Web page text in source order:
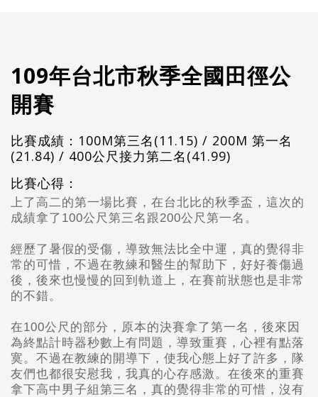
109年台北市秋季全國田徑公
開賽
比賽成績：100M第三名(11.15) / 200M 第一名
(21.84) / 400公尺接力第二名(41.99)
比賽心得：
上了高二的第一場比賽，在台北比的秋季盃，這次的
成績拿了100公尺第三名跟200公尺第一名。
經歷了暑假的受傷，導致無法比全中運，真的覺得非
常的可惜，不過在教練和醫生的幫助下，好好養傷過
後，後來也慢慢的回到軌道上，在賽前狀態也是非常
的不錯。
在100公尺的部分，原本的決賽拿了第一名，後來因
為終點計時器秒數上有問題，導致重賽，心裡有點落
寞。不過在教練的開導下，使我心態上好了許多，隊
友們也都很安慰我，我真的心存感激。在後來的重賽
拿下高中男子組第三名，真的覺得非常的可惜，沒有